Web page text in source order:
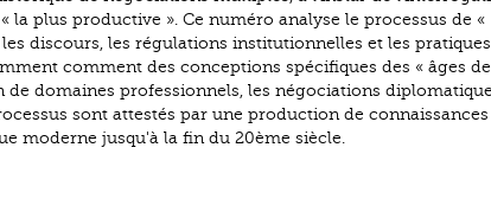
la plus productive ». Ce numéro analyse le processus de «
discours, les régulations institutionnelles et les pratiques
comment des conceptions spécifiques des « âges
domaines professionnels, les négociations
sont attestés par une production de connaissances
moderne jusqu'à la fin du 20ème siècle.